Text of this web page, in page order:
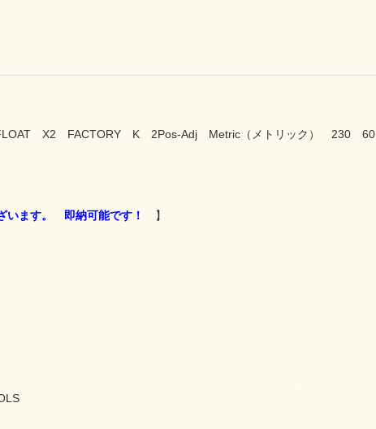
X2 FACTORY K 2Pos-Adj Metric（メトリック） 230 60
います。 即納可能です！ 】